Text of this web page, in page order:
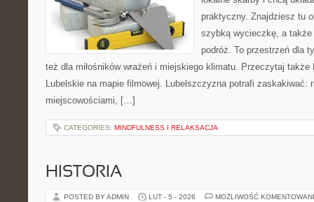
praktyczny. Znajdziesz tu
szybką wycieczkę, a także
podróż. To przestrzeń dla
też dla miłośników wrażeń i miejskiego klimatu. Przeczytaj
Lubelskie na mapie filmowej. Lubelszczyzna potrafi zaskakiwać:
miejscowościami, […]
CATEGORIES: MINDFULNESS I RELAKSACJA
HISTORIA
POSTED BY ADMIN LUT - 5 - 2026 MOŻLIWOŚĆ